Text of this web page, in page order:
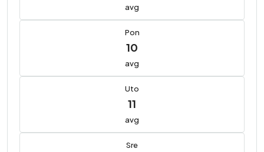
avg
Pon
10
avg
Uto
11
avg
Sre